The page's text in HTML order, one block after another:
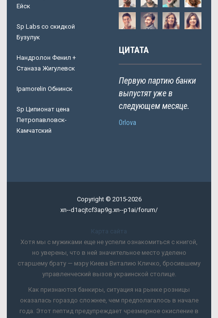
Ейск
Sp Labs со скидкой
Бузулук
Нандролон Фенил +
Станаза Жигулевск
Ipamorelin Обнинск
Sp Ципионат цена
Петропавловск-
Камчатский
ЦИТАТА
Первую партию банки
выпустят уже в
следующем месяце.
Orlova
Copyright © 2015-2026
xn--d1acjtcf3ap9g.xn--p1ai/forum/
Карта сайта
Хотя мы с мужиками еще не успели ознакомиться с книгой,
но уверены, что в ней значительное место уделено
старшему брату — мэру Киева Виталию Кличко, бросившему
управленческий вызов украинской столице.
Как признаются банкиры, ситуация на рынке розницы
оказалась гораздо сложнее, чем предполагалось в начале
года. Этот пептид предупреждает чрезмерное окисление в